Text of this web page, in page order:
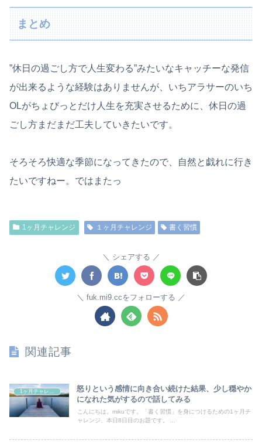
まとめ
”休日の過ごし方で人生変わる”みたいなキャッチーな発信
が出来るような経験はありませんが、いちアラサーのいち
OLがちょびっとだけ人生を充実させるために、休日の過
ごし方まだまだ工夫していきたいです。
そろそろ快適な季節になってきたので、自然と戯れに行き
たいですねー。ではまたっ
1ヶ月チャレンジ １ヶ月チャレンジ 書く習慣
シェアする
fuk.mi9.ccをフォローする
関連記事
怒りという感情に向き合い続けた結果、少し穏やか
になれた気がするので話してみる
こんにちは。mikuです。「書く習慣」を身につけるための1ヶ月チ
ャレンジ、本日8日目のお題です。 ...